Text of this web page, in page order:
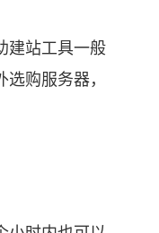
站工具一般
购服务器，